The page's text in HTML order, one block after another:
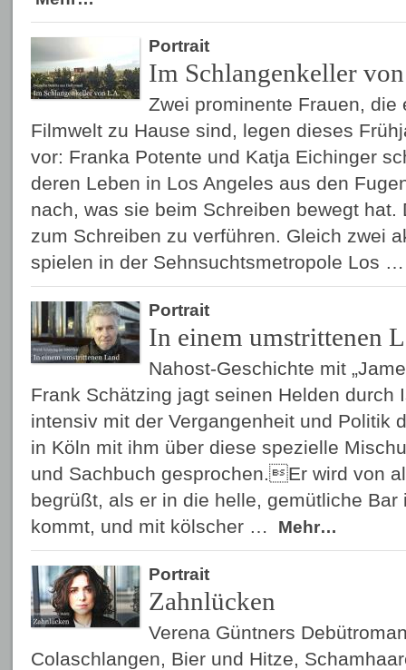
Portrait
Im Schlangenkeller
Zwei prominente Frauen, die
Filmwelt zu Hause sind, legen dieses
vor: Franka Potente und Katja Eichinger
deren Leben in Los Angeles aus den
nach, was sie beim Schreiben bewegt hat.
zum Schreiben zu verführen. Gleich zwei
spielen in der Sehnsuchtsmetropole Los
Portrait
In einem umstrittenen
Nahost-Geschichte mit
Frank Schätzing jagt seinen Helden durch
intensiv mit der Vergangenheit und Politik
in Köln mit ihm über diese spezielle
und Sachbuch gesprochen.Er wird von
begrüßt, als er in die helle, gemütliche Bar
kommt, und mit kölscher …
Mehr…
Portrait
Zahnlücken
Verena Güntners
Colaschlangen, Bier und Hitze,